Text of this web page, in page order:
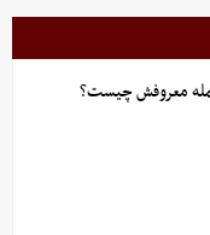
معروفش چیست؟